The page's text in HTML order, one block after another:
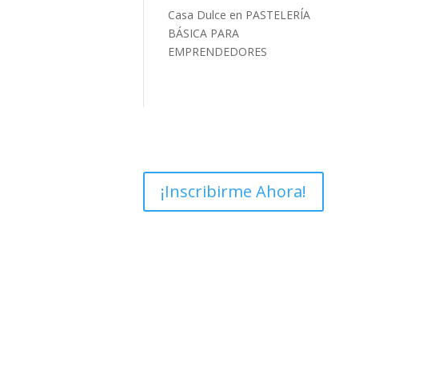
Casa Dulce en PASTELERÍA
BÁSICA PARA
EMPRENDEDORES
¡Inscribirme Ahora!